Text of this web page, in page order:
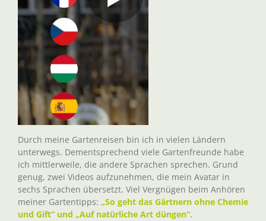
Durch meine Gartenreisen bin ich in vielen Ländern
unterwegs. Dementsprechend viele Gartenfreunde habe
ich mittlerweile, die andere Sprachen sprechen. Grund
genug, zwei Videos aufzunehmen, die mein Avatar in
sechs Sprachen übersetzt. Viel Vergnügen beim Anhören
meiner Gartentipps: „So geht das Gärtnern ohne Chemie
und Gift“ und „Auf natürliche Art düngen“.